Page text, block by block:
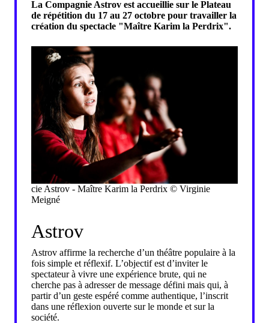
La Compagnie Astrov est accueillie sur le Plateau
de répétition du 17 au 27 octobre pour travailler la
création du spectacle "Maître Karim la Perdrix".
cie Astrov - Maître Karim la Perdrix © Virginie
Meigné
Astrov
Astrov affirme la recherche d’un théâtre populaire à la
fois simple et réflexif. L’objectif est d’inviter le
spectateur à vivre une expérience brute, qui ne
cherche pas à adresser de message défini mais qui, à
partir d’un geste espéré comme authentique, l’inscrit
dans une réflexion ouverte sur le monde et sur la
société.